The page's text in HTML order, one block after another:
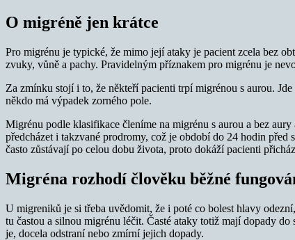
O migréně jen krátce
Pro migrénu je typické, že mimo její ataky je pacient zcela bez
zvuky, vůně a pachy. Pravidelným příznakem pro migrénu je
Za zmínku stojí i to, že někteří pacienti trpí migrénou s aurou.
někdo má výpadek zorného pole.
Migrénu podle klasifikace členíme na migrénu s aurou a bez
předcházet i takzvané prodromy, což je období do 24 hodin
často zůstávají po celou dobu života, proto dokáží pacienti
Migréna rozhodí člověku běžné
U migreniků je si třeba uvědomit, že i poté co bolest hlavy
tu častou a silnou migrénu léčit. Časté ataky totiž mají dopady
je, docela odstraní nebo zmírní jejich dopady.